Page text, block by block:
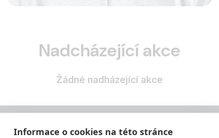
Informace o cookies na této stránce
Nadcházející akce
Žádné nadházející akce